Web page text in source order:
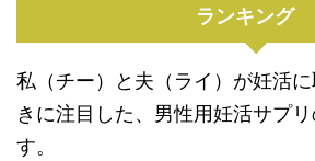
ランキング
私（チー）と夫（ライ）が妊活
きに注目した、男性用妊活サプ
す。